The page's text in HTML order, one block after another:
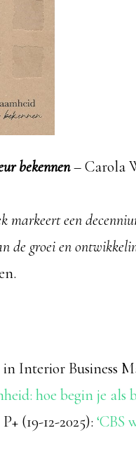
bekennen– Carola
markeert een
de groei en
Interior Business
hoe begin je als
(19-12-2025): ‘CBS